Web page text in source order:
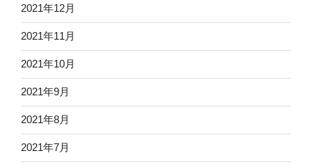
2021年12月
2021年11月
2021年10月
2021年9月
2021年8月
2021年7月